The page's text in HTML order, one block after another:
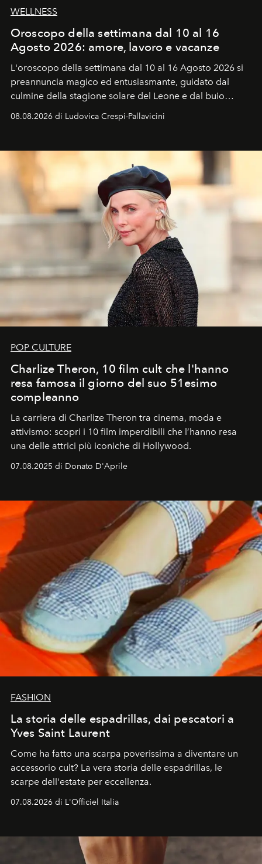
WELLNESS
Oroscopo della settimana dal 10 al 16
Agosto 2026: amore, lavoro e vacanze
L'oroscopo della settimana dal 10 al 16 Agosto 2026 si
preannuncia magico ed entusiasmante, guidato dal
culmine della stagione solare del Leone e dal buio
favorevole della Luna nuova in Leone del 12 agosto,
ideale per la notte delle Perseidi.
08.08.2026 di Ludovica Crespi-Pallavicini
POP CULTURE
Charlize Theron, 10 film cult che l'hanno
resa famosa il giorno del suo 51esimo
compleanno
La carriera di Charlize Theron tra cinema, moda e
attivismo: scopri i 10 film imperdibili che l’hanno resa
una delle attrici più iconiche di Hollywood.
07.08.2025 di Donato D'Aprile
FASHION
La storia delle espadrillas, dai pescatori a
Yves Saint Laurent
Come ha fatto una scarpa poverissima a diventare un
accessorio cult? La vera storia delle espadrillas, le
scarpe dell'estate per eccellenza.
07.08.2026 di L'Officiel Italia